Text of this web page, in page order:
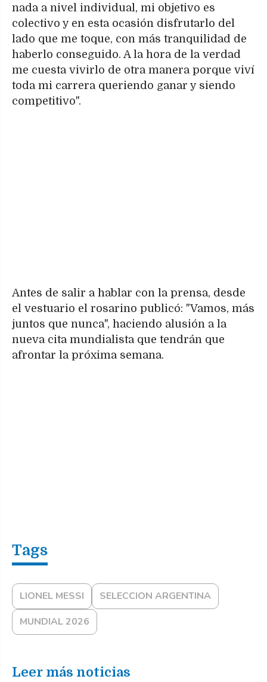
nada a nivel individual, mi objetivo es
colectivo y en esta ocasión disfrutarlo del
lado que me toque, con más tranquilidad de
haberlo conseguido. A la hora de la verdad
me cuesta vivirlo de otra manera porque viví
toda mi carrera queriendo ganar y siendo
competitivo".
Antes de salir a hablar con la prensa, desde
el vestuario el rosarino publicó: "Vamos, más
juntos que nunca", haciendo alusión a la
nueva cita mundialista que tendrán que
afrontar la próxima semana.
LIONEL MESSI
SELECCION ARGENTINA
MUNDIAL 2026
Leer más noticias